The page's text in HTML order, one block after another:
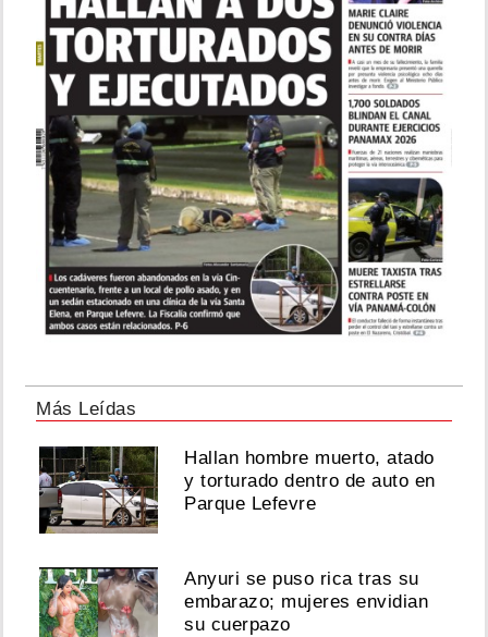
Más Leídas
Hallan hombre muerto, atado
y torturado dentro de auto en
Parque Lefevre
Anyuri se puso rica tras su
embarazo; mujeres envidian
su cuerpazo